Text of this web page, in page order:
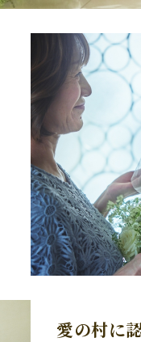
愛の村に